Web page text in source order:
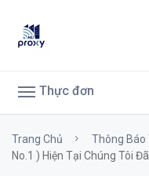
Thực đơn
Trang Chủ Thông Báo
No.1 ) Hiện Tại Chúng Tôi